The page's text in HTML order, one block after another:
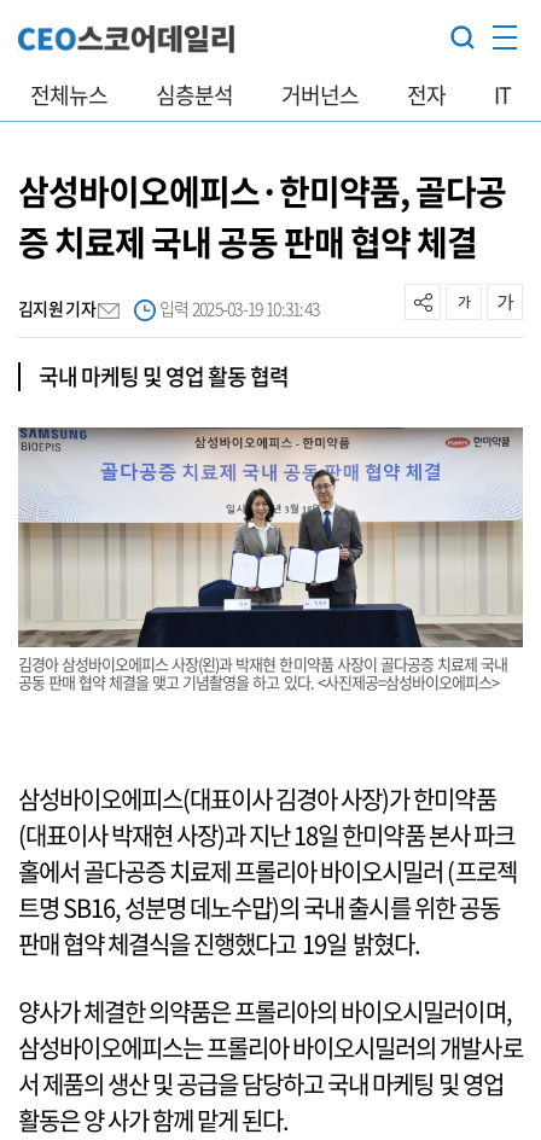
전체뉴스 심층분석 거버넌스 전자 IT
삼성바이오에피스·한미약품, 골다공
증 치료제 국내 공동 판매 협약 체결
김지원 기자 입력 2025-03-19 10:31:43
국내 마케팅 및 영업 활동 협력
김경아 삼성바이오에피스 사장(왼)과 박재현 한미약품 사장이 골다공증 치료제 국내
공동 판매 협약 체결을 맺고 기념촬영을 하고 있다. <사진제공=삼성바이오에피스>
삼성바이오에피스(대표이사 김경아 사장)가 한미약품
(대표이사 박재현 사장)과 지난 18일 한미약품 본사 파크
홀에서 골다공증 치료제 프롤리아 바이오시밀러 (프로젝
트명 SB16, 성분명 데노수맙)의 국내 출시를 위한 공동
판매 협약 체결식을 진행했다고 19일 밝혔다.
양사가 체결한 의약품은 프롤리아의 바이오시밀러이며,
삼성바이오에피스는 프롤리아 바이오시밀러의 개발사로
서 제품의 생산 및 공급을 담당하고 국내 마케팅 및 영업
활동은 양 사가 함께 맡게 된다.